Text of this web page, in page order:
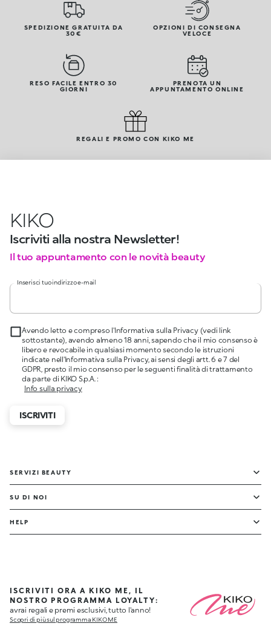
SPEDIZIONE GRATUITA DA
30€
OPZIONI DI CONSEGNA
VELOCE
RESO FACILE ENTRO 30
GIORNI
PRENOTA UN
APPUNTAMENTO ONLINE
REGALI E PROMO CON KIKO ME
KIKO
Iscriviti alla nostra Newsletter!
Il tuo appuntamento con le novità beauty
Inserisci tuo indirizzo e-mail
Avendo letto e compreso l'Informativa sulla Privacy (vedi link
sottostante), avendo almeno 18 anni, sapendo che il mio consenso è
libero e revocabile in qualsiasi momento secondo le istruzioni
indicate nell'Informativa sulla Privacy, ai sensi degli artt. 6 e 7 del
GDPR, presto il mio consenso per le seguenti finalità di trattamento
da parte di KIKO S.p.A. :
Info sulla privacy
ISCRIVITI
SERVIZI BEAUTY
SU DI NOI
HELP
ISCRIVITI ORA A KIKO ME, IL
NOSTRO PROGRAMMA LOYALTY:
avrai regali e premi esclusivi, tutto l'anno!
Scopri di più sul programma KIKO ME